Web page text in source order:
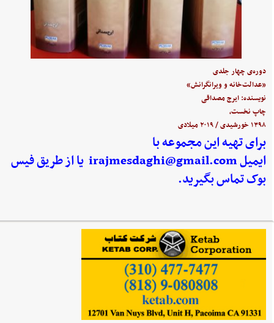
دوره‌ی چهار جلدی
«عدالت‌خانه و ویرانگرانش»
نویسنده: ایرج مصداقی
چاپ نخست،
۱۳۹۸ خورشیدی / ۲۰۱۹ میلادی
برای تهیه این مجموعه با
ایمیلirajmesdaghi@gmail.com یا از طریق فیس
بوک تماس بگیرید.